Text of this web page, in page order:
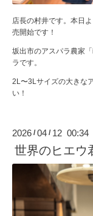
店長の村井です。本日
売開始です！
坂出市のアスパラ農家
ラです。
2L〜3Lサイズの大きな
い！
2026 /04 / 12 00:34
世界のヒエウ